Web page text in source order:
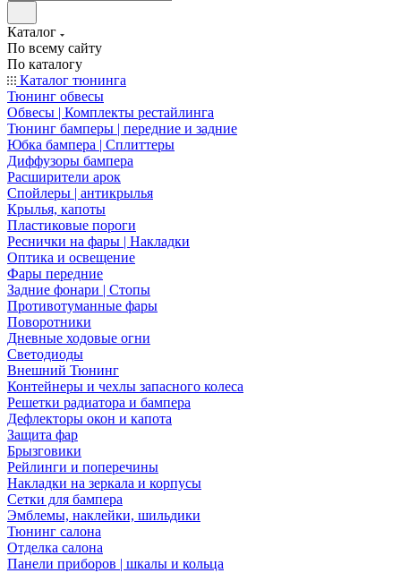
Каталог
По всему сайту
По каталогу
Каталог тюнинга
Тюнинг обвесы
Обвесы | Комплекты рестайлинга
Тюнинг бамперы | передние и задние
Юбка бампера | Сплиттеры
Диффузоры бампера
Расширители арок
Спойлеры | антикрылья
Крылья, капоты
Пластиковые пороги
Реснички на фары | Накладки
Оптика и освещение
Фары передние
Задние фонари | Стопы
Противотуманные фары
Поворотники
Дневные ходовые огни
Светодиоды
Внешний Тюнинг
Контейнеры и чехлы запасного колеса
Решетки радиатора и бампера
Дефлекторы окон и капота
Защита фар
Брызговики
Рейлинги и поперечины
Накладки на зеркала и корпусы
Сетки для бампера
Эмблемы, наклейки, шильдики
Тюнинг салона
Отделка салона
Панели приборов | шкалы и кольца